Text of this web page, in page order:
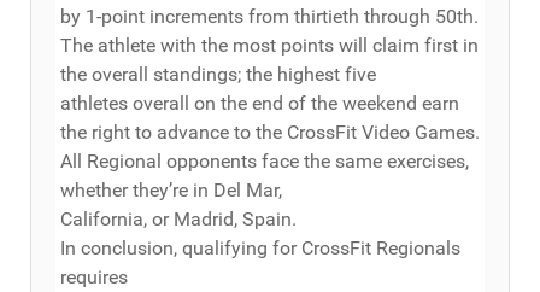
by 1-point increments from thirtieth through 50th.
The athlete with the most points will claim first in
the overall standings; the highest five
athletes overall on the end of the weekend earn
the right to advance to the CrossFit Video Games.
All Regional opponents face the same exercises,
whether they’re in Del Mar,
California, or Madrid, Spain.
In conclusion, qualifying for CrossFit Regionals
requires